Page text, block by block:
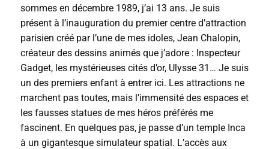
sommes en décembre 1989, j’ai 13 ans. Je suis
présent à l’inauguration du premier centre d’attraction
parisien créé par l’une de mes idoles, Jean Chalopin,
créateur des dessins animés que j’adore : Inspecteur
Gadget, les mystérieuses cités d’or, Ulysse 31… Je suis
un des premiers enfant à entrer ici. Les attractions ne
marchent pas toutes, mais l’immensité des espaces et
les fausses statues de mes héros préférés me
fascinent. En quelques pas, je passe d’un temple Inca
à un gigantesque simulateur spatial. L’accès aux